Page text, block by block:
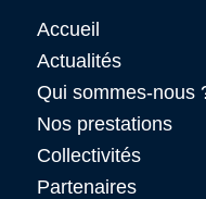
Accueil
Actualités
Qui sommes-nous
Nos prestations
Collectivités
Partenaires